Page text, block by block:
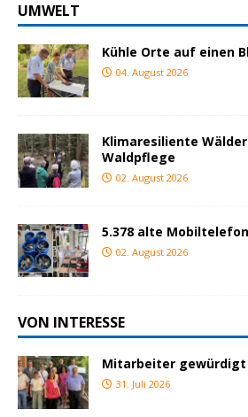
UMWELT
Kühle Orte auf einen
04. August 2026
Klimaresiliente
Waldpflege
02. August 2026
5.378 alte
02. August 2026
VON INTERESSE
Mitarbeiter gewürdigt
31. Juli 2026